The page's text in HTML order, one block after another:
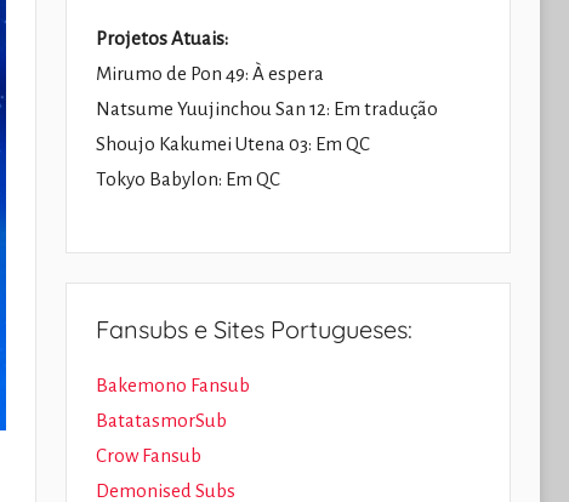
Projetos Atuais:
Mirumo de Pon 49: À espera
Natsume Yuujinchou San 12: Em tradução
Shoujo Kakumei Utena 03: Em QC
Tokyo Babylon: Em QC
Fansubs e Sites Portugueses:
Bakemono Fansub
BatatasmorSub
Crow Fansub
Demonised Subs